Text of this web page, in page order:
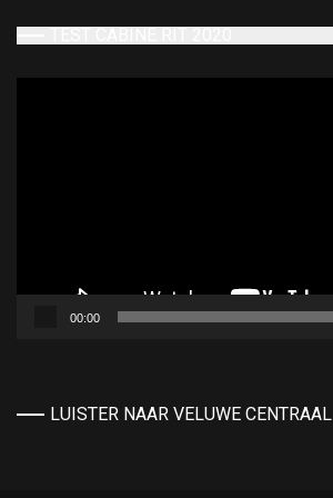
00:00
LUISTER NAAR VELUWE CENTRAAL